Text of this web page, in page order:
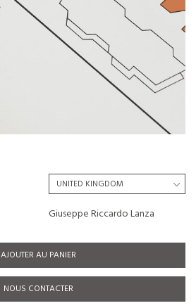
Giuseppe Riccardo Lanza
AJOUTER AU PANIER
NOUS CONTACTER